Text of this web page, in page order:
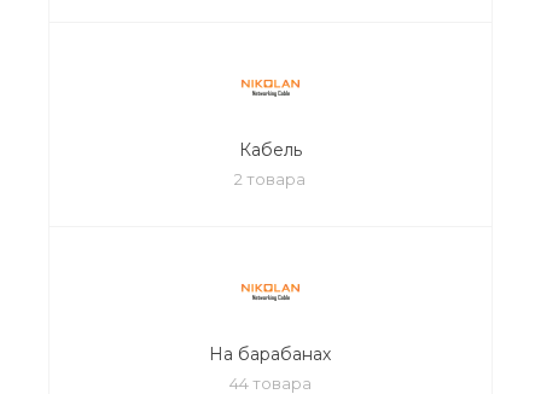
Кабель
2 товара
На барабанах
44 товара